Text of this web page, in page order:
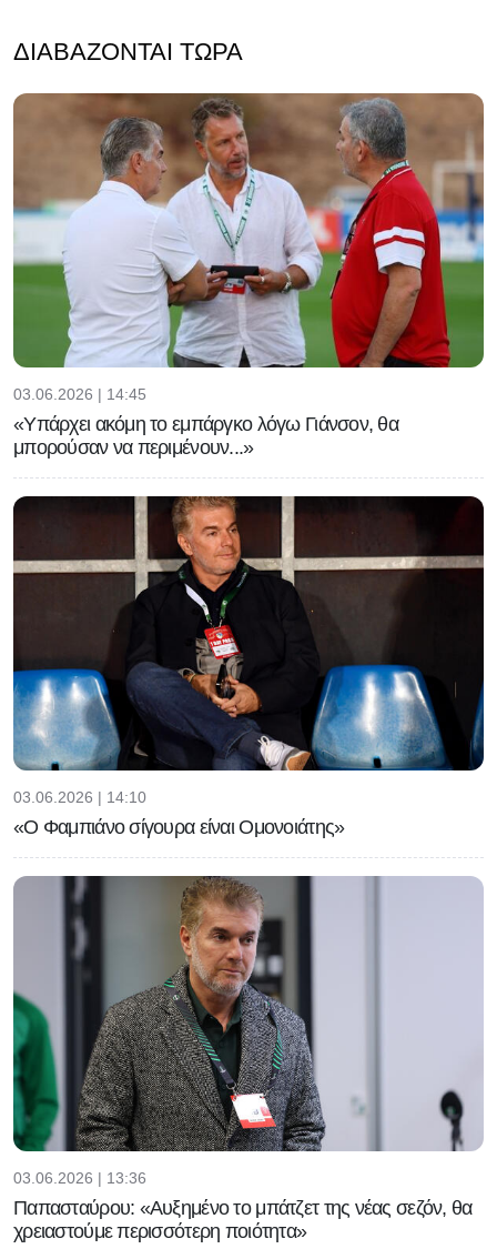
ΔΙΑΒΆΖΟΝΤΑΙ ΤΏΡΑ
03.06.2026 | 14:45
«Υπάρχει ακόμη το εμπάργκο λόγω Γιάνσον, θα
μπορούσαν να περιμένουν...»
03.06.2026 | 14:10
«Ο Φαμπιάνο σίγουρα είναι Ομονοιάτης»
03.06.2026 | 13:36
Παπασταύρου: «Αυξημένο το μπάτζετ της νέας σεζόν, θα
χρειαστούμε περισσότερη ποιότητα»